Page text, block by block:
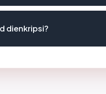
dienkripsi?